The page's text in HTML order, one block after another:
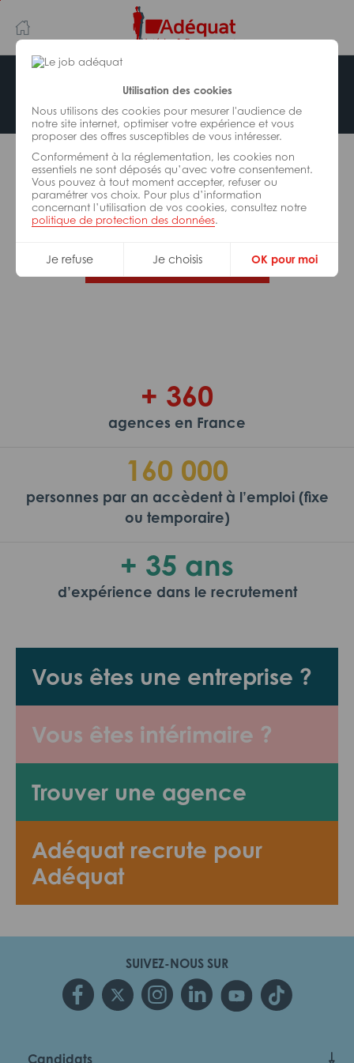
Utilisation des cookies
Nous utilisons des cookies pour mesurer l'audience de
notre site internet, optimiser votre expérience et vous
proposer des offres susceptibles de vous intéresser.
Conformément à la réglementation, les cookies non
essentiels ne sont déposés qu’avec votre consentement.
Vous pouvez à tout moment accepter, refuser ou
paramétrer vos choix. Pour plus d’information
concernant l’utilisation de vos cookies, consultez notre
politique de protection des données.
Je refuse Je choisis OK pour moi
au
contenu
principal
navigation
Offre indisponible
L’offre d’emploi que vous tentez de consulter n’est
plus disponible.
De nombreuses autres missions peuvent vous
correspondre, consultez toutes nos offres.
Trouvez votre job Adéquat !
Vous êtes une entreprise ?
Vous êtes intérimaire ?
Trouver une agence
Adéquat recrute pour
Adéquat
+ 360
agences en France
160 000
personnes par an accèdent à l’emploi (fixe
ou temporaire)
+ 35 ans
d’expérience dans le recrutement
SUIVEZ-NOUS SUR
Candidats